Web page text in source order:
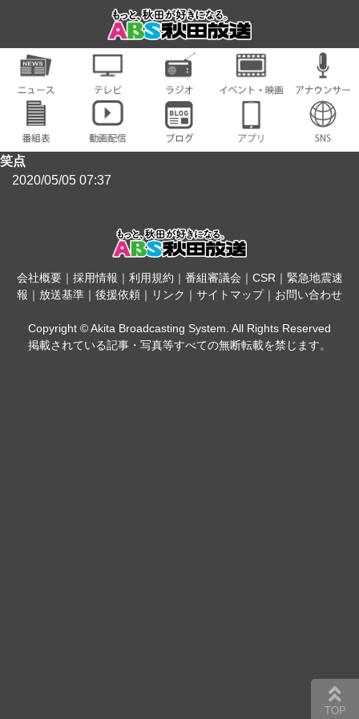
笑点
2020/05/05 07:37
会社概要｜ 採用情報 ｜ 利用規約 ｜ 番組審議会 ｜ CSR｜ 緊急地震速
報 ｜ 放送基準 ｜ 後援依頼 ｜ リンク ｜ サイトマップ｜ お問い合わせ
Copyright © Akita Broadcasting System. All Rights Reserved
掲載されている記事・写真等すべての無断転載を禁じます。